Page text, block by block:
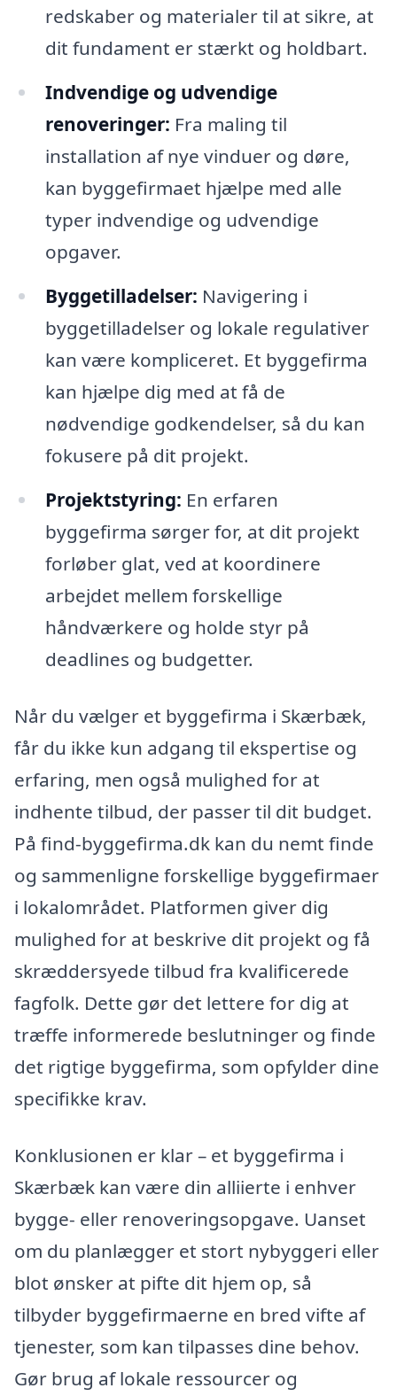
redskaber og materialer til at sikre, at
dit fundament er stærkt og holdbart.
Indvendige og udvendige
renoveringer: Fra maling til
installation af nye vinduer og døre,
kan byggefirmaet hjælpe med alle
typer indvendige og udvendige
opgaver.
Byggetilladelser: Navigering i
byggetilladelser og lokale regulativer
kan være kompliceret. Et byggefirma
kan hjælpe dig med at få de
nødvendige godkendelser, så du kan
fokusere på dit projekt.
Projektstyring: En erfaren
byggefirma sørger for, at dit projekt
forløber glat, ved at koordinere
arbejdet mellem forskellige
håndværkere og holde styr på
deadlines og budgetter.
Når du vælger et byggefirma i Skærbæk,
får du ikke kun adgang til ekspertise og
erfaring, men også mulighed for at
indhente tilbud, der passer til dit budget.
På find-byggefirma.dk kan du nemt finde
og sammenligne forskellige byggefirmaer
i lokalområdet. Platformen giver dig
mulighed for at beskrive dit projekt og få
skræddersyede tilbud fra kvalificerede
fagfolk. Dette gør det lettere for dig at
træffe informerede beslutninger og finde
det rigtige byggefirma, som opfylder dine
specifikke krav.
Konklusionen er klar – et byggefirma i
Skærbæk kan være din alliierte i enhver
bygge- eller renoveringsopgave. Uanset
om du planlægger et stort nybyggeri eller
blot ønsker at pifte dit hjem op, så
tilbyder byggefirmaerne en bred vifte af
tjenester, som kan tilpasses dine behov.
Gør brug af lokale ressourcer og